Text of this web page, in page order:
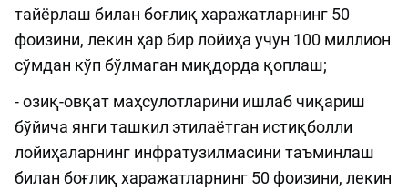
тайёрлаш билан боғлиқ харажатларнинг 50
фоизини, лекин ҳар бир лойиҳа учун 100 миллион
сўмдан кўп бўлмаган миқдорда қоплаш;
- озиқ-овқат маҳсулотларини ишлаб чиқариш
бўйича янги ташкил этилаётган истиқболли
лойиҳаларнинг инфратузилмасини таъминлаш
билан боғлиқ харажатларнинг 50 фоизини, лекин